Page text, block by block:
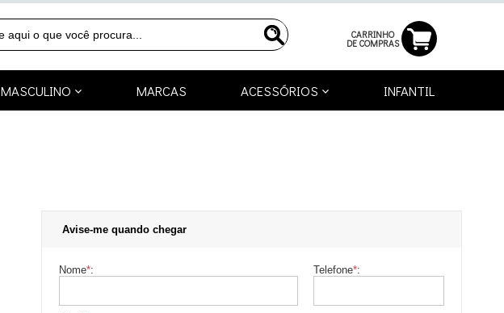
CARRINHO
DE COMPRAS
MASCULINO MARCAS ACESSÓRIOS INFANTIL
Avise-me quando chegar
Nome*: Telefone*: